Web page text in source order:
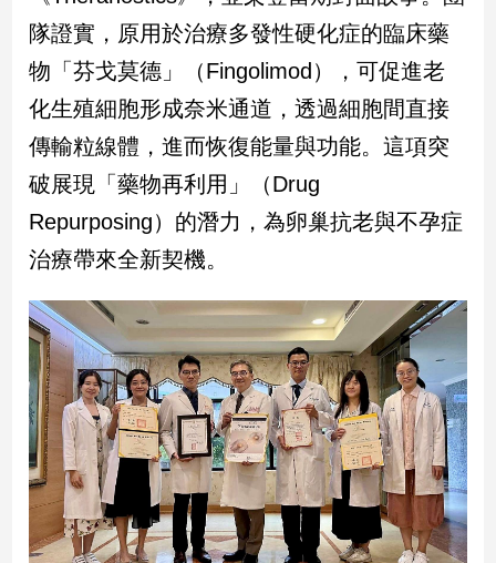
治
焦
品
觀
點
民
調
國
焦
觀
點
兩
岸/
國
社
隊證實，原用於治療多發性硬化症的臨床藥
物「芬戈莫德」（Fingolimod），可促進老
化生殖細胞形成奈米通道，透過細胞間直接
傳輸粒線體，進而恢復能量與功能。這項突
破展現「藥物再利用」（Drug
Repurposing）的潛力，為卵巢抗老與不孕症
治療帶來全新契機。